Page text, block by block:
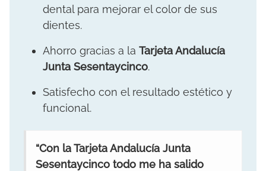
dental para mejorar el color de sus
dientes.
Ahorro gracias a la Tarjeta Andalucía
Junta Sesentaycinco.
Satisfecho con el resultado estético y
funcional.
“Con la Tarjeta Andalucía Junta
Sesentaycinco todo me ha salido